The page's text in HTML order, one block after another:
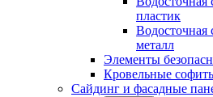
пластик
Водосточная
металл
Элементы
Кровельные
Сайдинг и фасадные